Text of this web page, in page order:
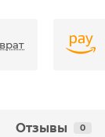
Отзывы 0